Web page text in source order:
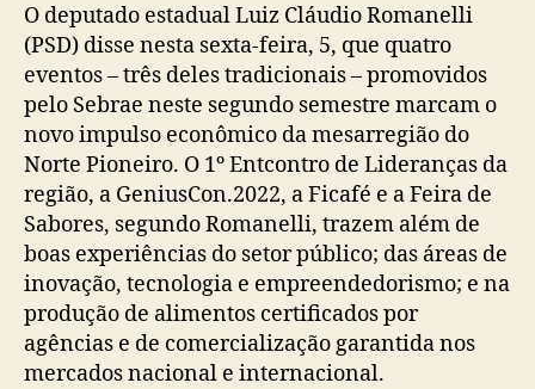
O deputado estadual Luiz Cláudio Romanelli
(PSD) disse nesta sexta-feira, 5, que quatro
eventos – três deles tradicionais – promovidos
pelo Sebrae neste segundo semestre marcam o
novo impulso econômico da mesarregião do
Norte Pioneiro. O 1º Entcontro de Lideranças da
região, a GeniusCon.2022, a Ficafé e a Feira de
Sabores, segundo Romanelli, trazem além de
boas experiências do setor público; das áreas de
inovação, tecnologia e empreendedorismo; e na
produção de alimentos certificados por
agências e de comercialização garantida nos
mercados nacional e internacional.